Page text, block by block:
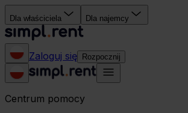
Dla właściciela Dla najemcy
Zaloguj się Rozpocznij
Centrum pomocy